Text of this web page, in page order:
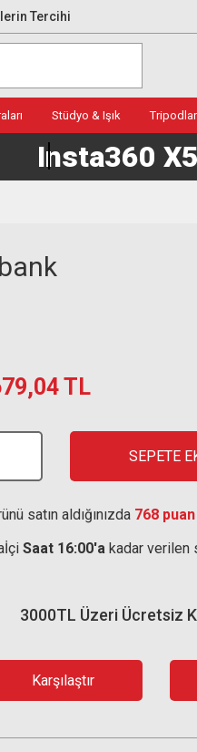
Tercihi
Stüdyo & Işık Tripodlar
Insta360 X5
TL
SEPETE
satın aldığınızda 768 puan
Saat 16:00'a kadar verilen
3000TL Üzeri Ücretsiz
Karşılaştır